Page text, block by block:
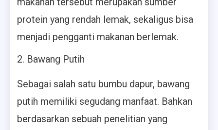
protein yang rendah lemak, sekaligus bisa
menjadi pengganti makanan berlemak.
Bawang Putih
Sebagai salah satu bumbu dapur, bawang
putih memiliki segudang manfaat. Bahkan
berdasarkan sebuah penelitian yang